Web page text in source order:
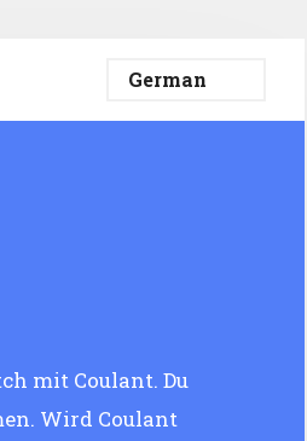
mit Coulant. Du
Wird Coulant